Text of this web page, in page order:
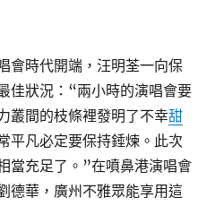
時代開端，汪明荃一向保
佳狀況：“兩小時的演唱會要
叢間的枝條裡發明了不幸甜
平凡必定要保持錘煉。此次
當充足了。”在噴鼻港演唱會
德華，廣州不雅眾能享用這